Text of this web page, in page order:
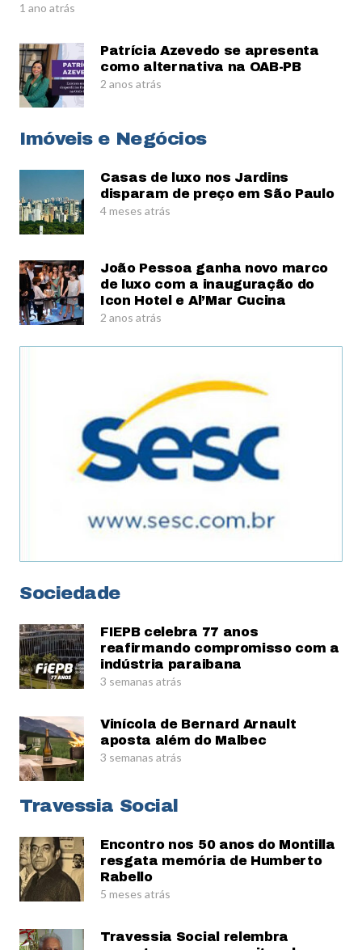
1 ano atrás
Patrícia Azevedo se apresenta
como alternativa na OAB-PB
2 anos atrás
Imóveis e Negócios
Casas de luxo nos Jardins
disparam de preço em São Paulo
4 meses atrás
João Pessoa ganha novo marco
de luxo com a inauguração do
Icon Hotel e Al’Mar Cucina
2 anos atrás
Sociedade
FIEPB celebra 77 anos
reafirmando compromisso com a
indústria paraibana
3 semanas atrás
Vinícola de Bernard Arnault
aposta além do Malbec
3 semanas atrás
Travessia Social
Encontro nos 50 anos do Montilla
resgata memória de Humberto
Rabello
5 meses atrás
Travessia Social relembra